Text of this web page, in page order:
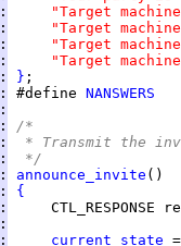
:
"Target
:
"Target
:
"Target
:
"Target
: }
: #define NANSWERS
:
:
/*
:
* Transmit the
:
*/
: announce_invite
:
{
:
:
: current_state